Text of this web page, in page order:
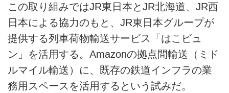
この取り組みではJR東日本とJR北海道、JR西
日本による協力のもと、JR東日本グループが
提供する列車荷物輸送サービス「はこビュ
ン」を活用する。Amazonの拠点間輸送（ミド
ルマイル輸送）に、既存の鉄道インフラの業
務用スペースを活用するという試みだ。